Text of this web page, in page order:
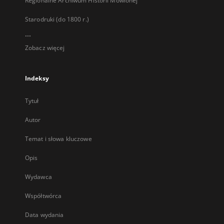
Starodruki (do 1800 r.)
...
Zobacz więcej
Indeksy
Tytuł
Autor
Temat i słowa kluczowe
Opis
Wydawca
Współtwórca
Data wydania